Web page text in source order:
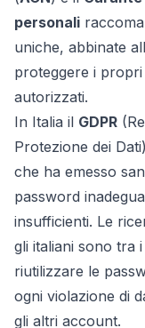
personali
uniche, abbinate
proteggere i
autorizzati.
In Italia il GDPR
Protezione dei
che ha emesso
password
insufficienti. Le
gli italiani sono tra
riutilizzare le
ogni violazione di
gli altri account.